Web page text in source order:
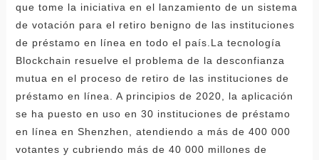
que tome la iniciativa en el lanzamiento de un sistema
de votación para el retiro benigno de las instituciones
de préstamo en línea en todo el país.La tecnología
Blockchain resuelve el problema de la desconfianza
mutua en el proceso de retiro de las instituciones de
préstamo en línea. A principios de 2020, la aplicación
se ha puesto en uso en 30 instituciones de préstamo
en línea en Shenzhen, atendiendo a más de 400 000
votantes y cubriendo más de 40 000 millones de